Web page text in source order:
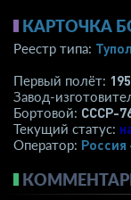
КАРТОЧКА
Реестр типа:
Первый полёт:
Завод-
Бортовой: СССР-
Текущий статус:
Оператор: